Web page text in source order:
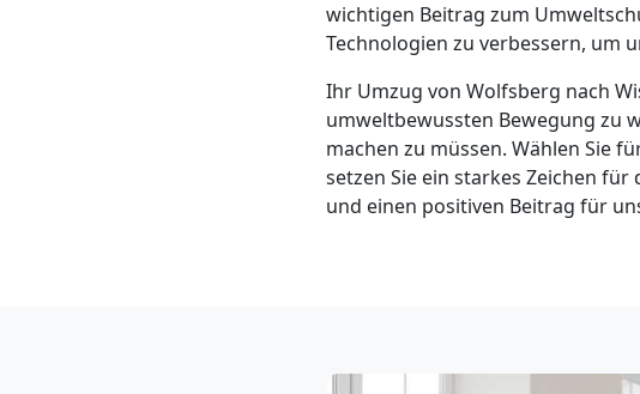
wichtigen Beitrag zum
Technologien zu verbessern, um
Ihr Umzug von Wolfsberg nach
umweltbewussten Bewegung zu
machen zu müssen. Wählen Sie
setzen Sie ein starkes Zeichen
und einen positiven Beitrag für
Klaviertransport